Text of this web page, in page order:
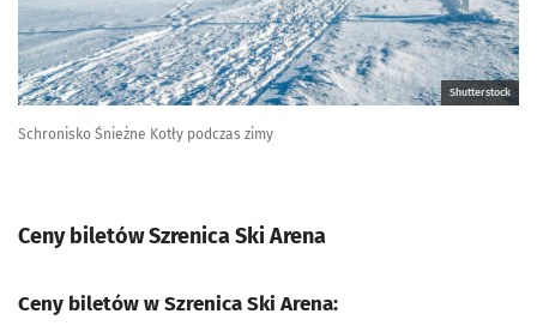
Shutterstock
Schronisko Śnieżne Kotły podczas zimy
Ceny biletów Szrenica Ski Arena
Ceny biletów w Szrenica Ski Arena: